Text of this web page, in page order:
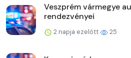
Veszprém vármegye
rendezvényei
2 napja ezelőtt 25